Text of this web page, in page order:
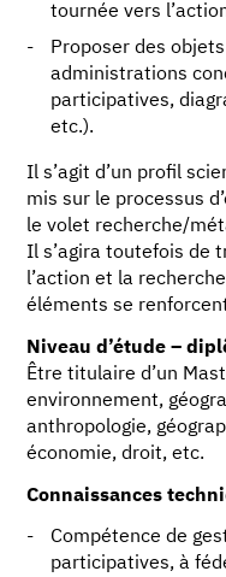
tournée vers
Proposer des
administrations
participatives,
etc.).
Il s’agit d’un profil
mis sur le processus
le volet recherche/
Il s’agira toutefois de
l’action et la
éléments se
Niveau d’étude –
Être titulaire d’un
environnement,
anthropologie,
économie, droit, etc.
Connaissances
Compétence de
participatives, à